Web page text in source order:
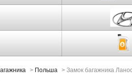
> Польша > Замок багажника